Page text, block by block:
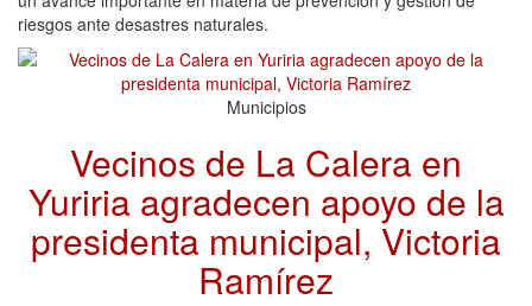
riesgos ante desastres naturales.
Municipios
Vecinos de La Calera en
Yuriria agradecen apoyo de la
presidenta municipal, Victoria
Ramírez